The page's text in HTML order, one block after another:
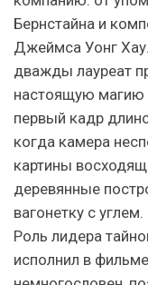
Бернстайна и
Джеймса Уонг
дважды лауреат
настоящую магию
первый кадр
когда камера
картины
деревянные
вагонетку с углем.
Роль лидера
исполнил в